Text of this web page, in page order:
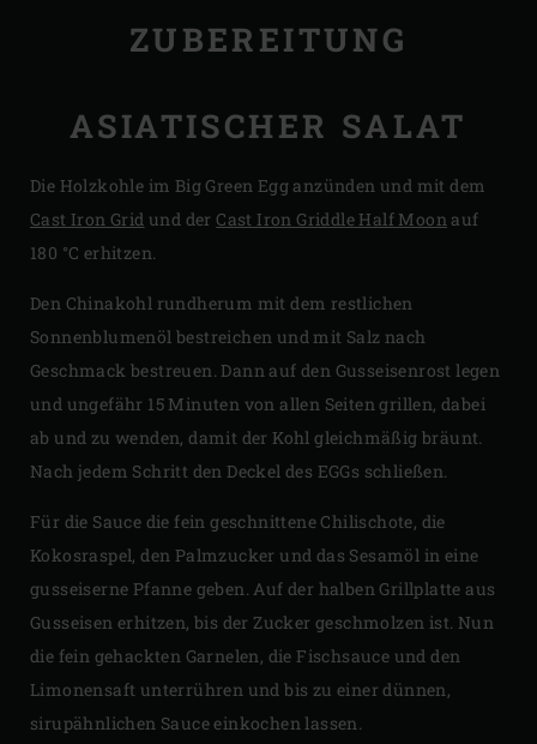
ZUBEREITUNG
ASIATISCHER SALAT
Die Holzkohle im Big Green Egg anzünden und mit dem
Cast Iron Grid und derCast Iron Griddle Half Moon auf
180 °C erhitzen.
Den Chinakohl rundherum mit dem restlichen
Sonnenblumenöl bestreichen und mit Salz nach
Geschmack bestreuen. Dann auf den Gusseisenrost legen
und ungefähr 15 Minuten von allen Seiten grillen, dabei
ab und zu wenden, damit der Kohl gleichmäßig bräunt.
Nach jedem Schritt den Deckel des EGGs schließen.
Für die Sauce die fein geschnittene Chilischote, die
Kokosraspel, den Palmzucker und das Sesamöl in eine
gusseiserne Pfanne geben. Auf der halben Grillplatte aus
Gusseisen erhitzen, bis der Zucker geschmolzen ist. Nun
die fein gehackten Garnelen, die Fischsauce und den
Limonensaft unterrühren und bis zu einer dünnen,
sirupähnlichen Sauce einkochen lassen.